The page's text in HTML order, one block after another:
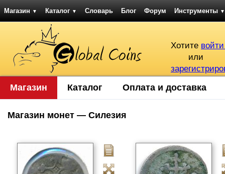
Магазин ▼ Каталог ▼ Словарь Блог Форум Инструменты ▼
Хотите
или
Магазин Каталог Оплата и доставка
Магазин монет — Силезия